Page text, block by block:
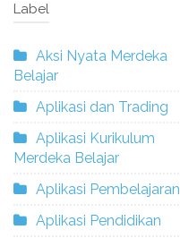
Label
Aksi Nyata Merdeka
Belajar
Aplikasi dan Trading
Aplikasi Kurikulum
Merdeka Belajar
Aplikasi Pembelajaran
Aplikasi Pendidikan